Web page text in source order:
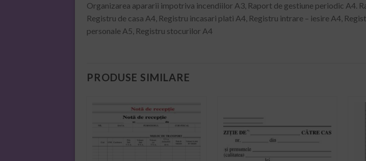
Organizarea apararii impotriva incendiilor A3, Raport de gestiune periodic A4.
Registru de casa A4, Registru incasari plati A4, Registru intrare – iesire A4,
personale A5, Registru stocurilor A4
PRODUSE SIMILARE
ADD TO